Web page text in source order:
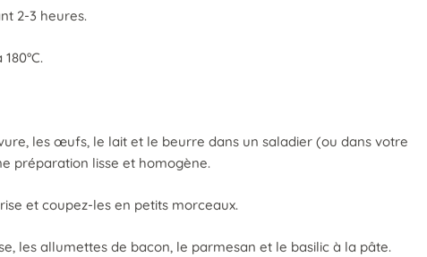
2-3 heures.
les œufs, le lait et le beurre dans un saladier (ou dans votre
préparation lisse et homogène.
et coupez-les en petits morceaux.
les allumettes de bacon, le parmesan et le basilic à la pâte.